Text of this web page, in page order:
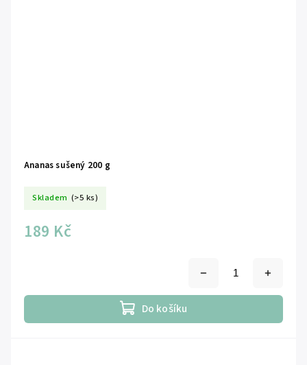
Ananas sušený 200 g
Skladem (>5 ks)
189 Kč
Do košíku